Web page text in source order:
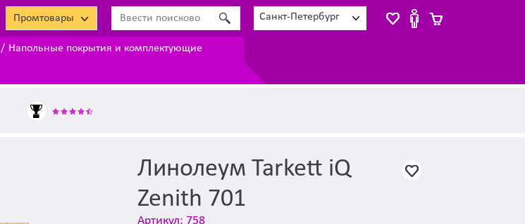
Промтовары Санкт-Петербург
Напольные покрытия и комплектующие
Линолеум Tarkett iQ
Zenith 701
Артикул: 758